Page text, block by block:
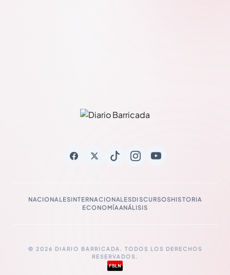
NACIONALESINTERNACIONALESDISCURSOSHISTORIA
ECONOMÍAANÁLISIS
© 2026 DIARIO BARRICADA. TODOS LOS DERECHOS
RESERVADOS.